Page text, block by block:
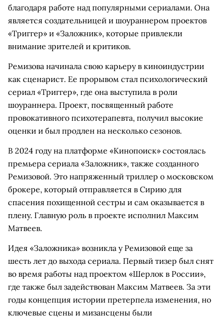
благодаря работе над популярными сериалами. Она
является создательницей и шоураннером проектов
«Триггер» и «Заложник», которые привлекли
внимание зрителей и критиков.
Ремизова начинала свою карьеру в киноиндустрии
как сценарист. Ее прорывом стал психологический
сериал «Триггер», где она выступила в роли
шоураннера. Проект, посвященный работе
провокативного психотерапевта, получил высокие
оценки и был продлен на несколько сезонов.
В 2024 году на платформе «Кинопоиск» состоялась
премьера сериала «Заложник», также созданного
Ремизовой. Это напряженный триллер о московском
брокере, который отправляется в Сирию для
спасения похищенной сестры и сам оказывается в
плену. Главную роль в проекте исполнил Максим
Матвеев.
Идея «Заложника» возникла у Ремизовой еще за
шесть лет до выхода сериала. Первый тизер был снят
во время работы над проектом «Шерлок в России»,
где также был задействован Максим Матвеев. За эти
годы концепция истории претерпела изменения, но
ключевые сцены и мизансцены были